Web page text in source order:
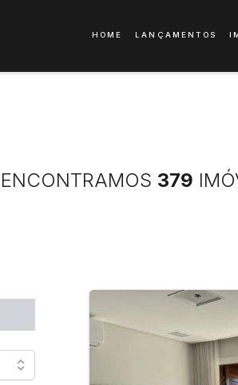
HOME LANÇAMENTOS
ENCONTRAMOS 379